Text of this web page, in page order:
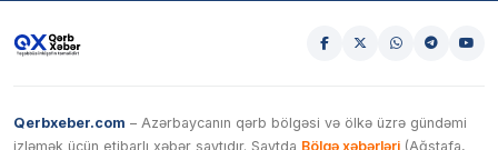
Qerbxeber.com – Azərbaycanın qərb bölgəsi və ölkə üzrə gündəmi
izləmək üçün etibarlı xəbər saytıdır. Saytda Bölgə xəbərləri (Ağstafa,